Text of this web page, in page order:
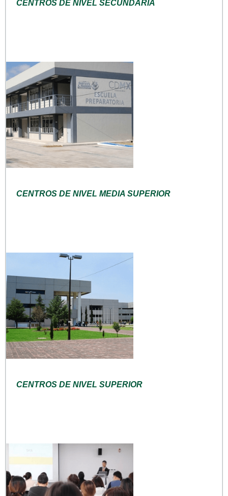
CENTROS DE NIVEL SECUNDARIA
CENTROS DE NIVEL MEDIA SUPERIOR
CENTROS DE NIVEL SUPERIOR